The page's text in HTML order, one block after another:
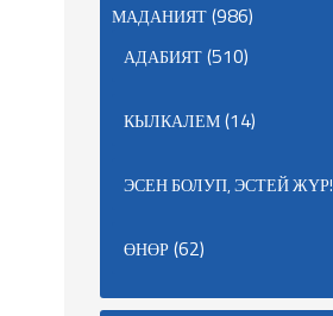
МАДАНИЯТ(986)
АДАБИЯТ(510)
КЫЛКАЛЕМ(14)
ЭСЕН БОЛУП, ЭСТЕЙ ЖҮР!
ӨНӨР(62)